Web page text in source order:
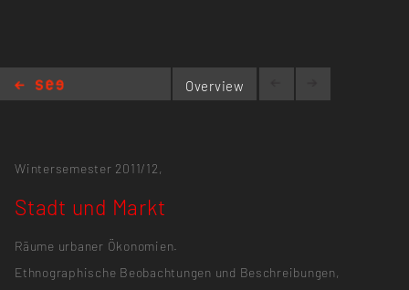
Overview
Wintersemester 2011/12,
Stadt und Markt
Räume urbaner Ökonomien.
Ethnographische Beobachtungen und Beschreibungen,